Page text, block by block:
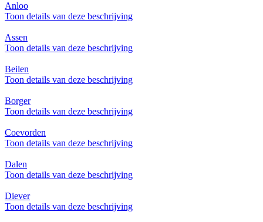
Anloo
Toon details van deze beschrijving
Assen
Toon details van deze beschrijving
Beilen
Toon details van deze beschrijving
Borger
Toon details van deze beschrijving
Coevorden
Toon details van deze beschrijving
Dalen
Toon details van deze beschrijving
Diever
Toon details van deze beschrijving